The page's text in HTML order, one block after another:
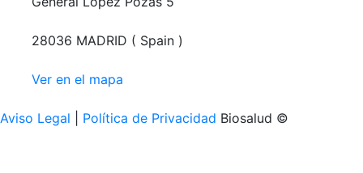
28036 MADRID ( Spain )
Ver en el mapa
Aviso Legal Política de Privacidad Biosalud ©